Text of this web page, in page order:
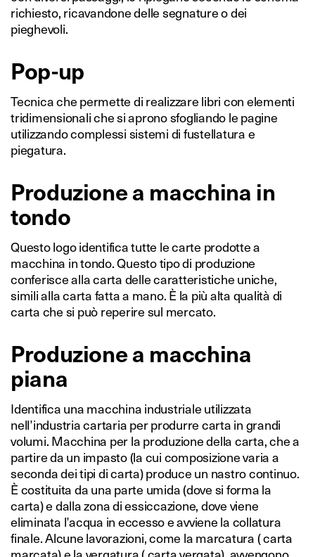
richiesto, ricavandone delle segnature o dei
pieghevoli.
Pop-up
Tecnica che permette di realizzare libri con elementi
tridimensionali che si aprono sfogliando le pagine
utilizzando complessi sistemi di fustellatura e
piegatura.
Produzione a macchina in
tondo
Questo logo identifica tutte le carte prodotte a
macchina in tondo. Questo tipo di produzione
conferisce alla carta delle caratteristiche uniche,
simili alla carta fatta a mano. È la più alta qualità di
carta che si può reperire sul mercato.
Produzione a macchina
piana
Identifica una macchina industriale utilizzata
nell’industria cartaria per produrre carta in grandi
volumi. Macchina per la produzione della carta, che a
partire da un impasto (la cui composizione varia a
seconda dei tipi di carta) produce un nastro continuo.
È costituita da una parte umida (dove si forma la
carta) e dalla zona di essiccazione, dove viene
eliminata l’acqua in eccesso e avviene la collatura
finale. Alcune lavorazioni, come la marcatura ( carta